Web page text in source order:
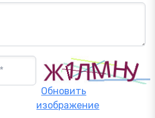
Обновить
изображение